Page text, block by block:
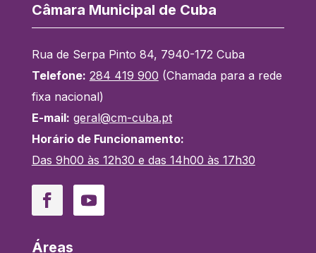
Câmara Municipal de Cuba
Rua de Serpa Pinto 84, 7940-172 Cuba
Telefone: 284 419 900 (Chamada para a rede
fixa nacional)
E-mail: geral@cm-cuba.pt
Horário de Funcionamento:
Das 9h00 às 12h30 e das 14h00 às 17h30
FacebookYouTube
Áreas